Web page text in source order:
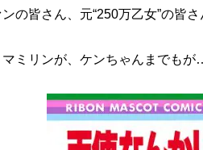
ンの皆さん、元“250万乙女”の皆さ
ミリンが、ケンちゃんまでも